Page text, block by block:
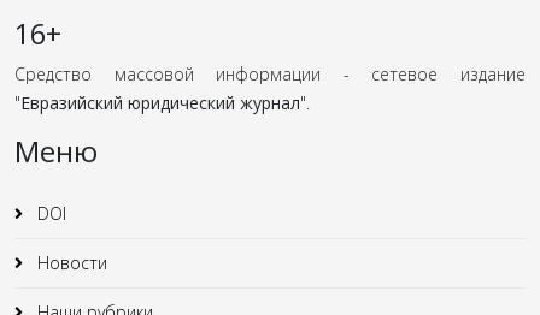
16+
Средство массовой информации - сетевое издание
"Евразийский юридический журнал".
Меню
DOI
Новости